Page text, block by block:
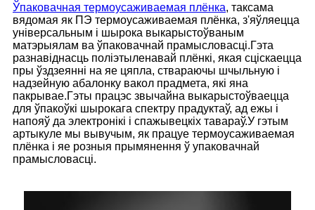
Ўпаковачная термоусаживаемая плёнка, таксама
вядомая як ПЭ термоусаживаемая плёнка, з'яўляецца
універсальным і шырока выкарыстоўваным
матэрыялам ва ўпаковачнай прамысловасці.Гэта
разнавіднасць поліэтыленавай плёнкі, якая сціскаецца
пры ўздзеянні на яе цяпла, ствараючы шчыльную і
надзейную абалонку вакол прадмета, які яна
пакрывае.Гэты працэс звычайна выкарыстоўваецца
для ўпакоўкі шырокага спектру прадуктаў, ад ежы і
напояў да электронікі і спажывецкіх тавараў.У гэтым
артыкуле мы вывучым, як працуе термоусаживаемая
плёнка і яе розныя прымянення ў упаковачнай
прамысловасці.